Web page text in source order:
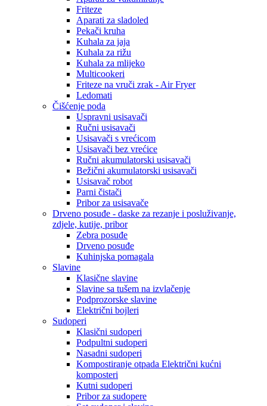
Friteze
Aparati za sladoled
Pekači kruha
Kuhala za jaja
Kuhala za rižu
Kuhala za mlijeko
Multicookeri
Friteze na vruči zrak - Air Fryer
Ledomati
Čišćenje poda
Uspravni usisavači
Ručni usisavači
Usisavači s vrećicom
Usisavači bez vrećice
Ručni akumulatorski usisavači
Bežični akumulatorski usisavači
Usisavač robot
Parni čistači
Pribor za usisavače
Drveno posuđe - daske za rezanje i posluživanje,
zdjele, kutije, pribor
Zebra posuđe
Drveno posuđe
Kuhinjska pomagala
Slavine
Klasične slavine
Slavine sa tušem na izvlačenje
Podprozorske slavine
Električni bojleri
Sudoperi
Klasični sudoperi
Podpultni sudoperi
Nasadni sudoperi
Kompostiranje otpada Električni kućni
komposteri
Kutni sudoperi
Pribor za sudopere